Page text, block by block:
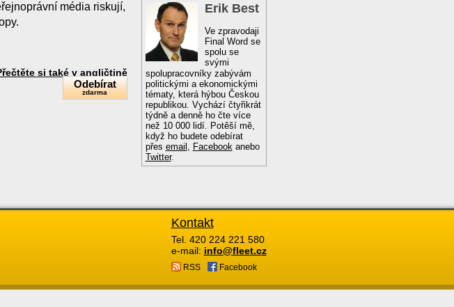
média riskují,
si také v angličtině
Odebírat
zdarma
Erik Best
Ve zpravodaji
Final Word se
spolu se
svými
spolupracovníky zabývám
politickými a ekonomickými
tématy, která hýbou Českou
republikou. Vychází čtyřikrát
týdně a denně ho čte více
než 10 000 lidí. Potěší mě,
když ho budete odebírat
přes email , Facebookanebo
Twitter.
Kontakt
Tel. 420 224 221 580
e-mail: info@fleet.cz
RSS Facebook